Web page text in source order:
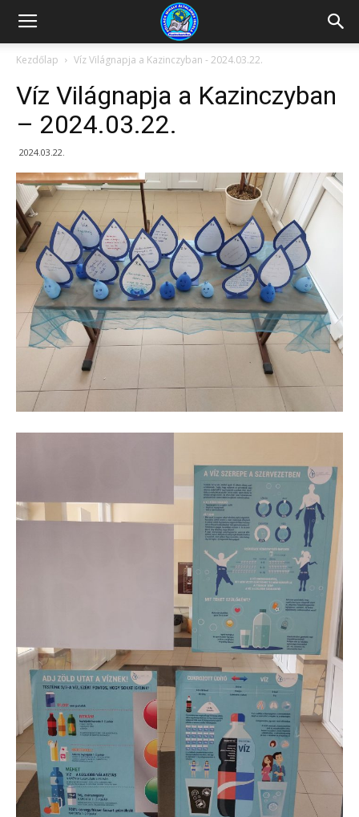
Kazincbarcikai
Pollack
Mihály
Általános
Kezdőlap Víz Világnapja a Kazinczyban - 2024.03.22.
Víz Világnapja a Kazinczyban
– 2024.03.22.
2024.03.22.